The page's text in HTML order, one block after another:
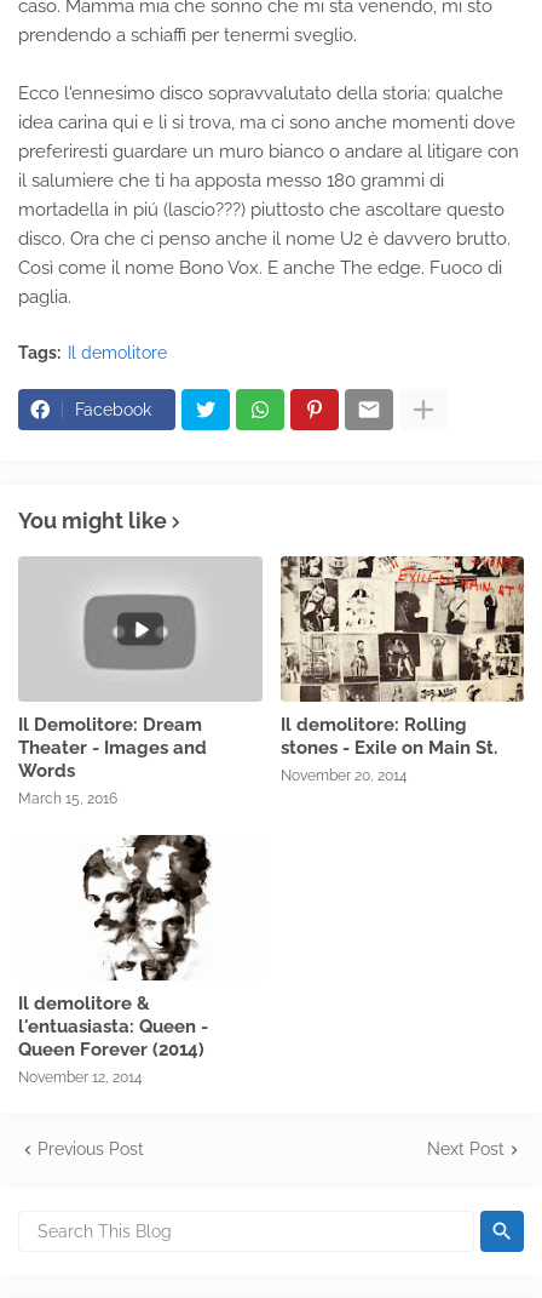
caso. Mamma mia che sonno che mi sta venendo, mi sto
prendendo a schiaffi per tenermi sveglio.
Ecco l'ennesimo disco sopravvalutato della storia: qualche
idea carina qui e li si trova, ma ci sono anche momenti dove
preferiresti guardare un muro bianco o andare al litigare con
il salumiere che ti ha apposta messo 180 grammi di
mortadella in piú (lascio???) piuttosto che ascoltare questo
disco. Ora che ci penso anche il nome U2 è davvero brutto.
Così come il nome Bono Vox. E anche The edge. Fuoco di
paglia.
Tags: Il demolitore
Facebook
You might like
Il Demolitore: Dream
Theater - Images and
Words
March 15, 2016
Il demolitore: Rolling
stones - Exile on Main St.
November 20, 2014
Il demolitore &
l'entuasiasta: Queen -
Queen Forever (2014)
November 12, 2014
Previous Post Next Post